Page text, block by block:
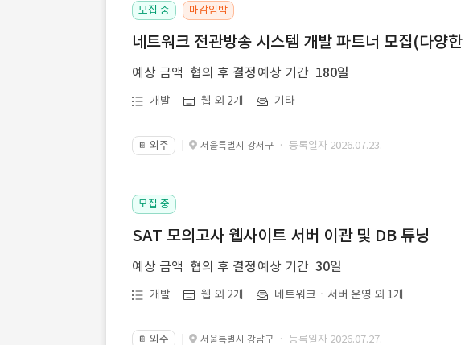
모집 중 마감임박
네트워크 전관방송 시스템 개발 파트너 모집(다양
예상 금액 협의 후 결정 예상 기간 180일
개발 웹 외 2개 기타
📔 외주 서울특별시 강서구 · 등록일자 2026.07.23.
모집 중
SAT 모의고사 웹사이트 서버 이관 및 DB 튜닝
예상 금액 협의 후 결정 예상 기간 30일
개발 웹 외 2개 네트워크ㆍ서버 운영 외 1개
📔 외주 서울특별시 강남구 · 등록일자 2026.07.27.